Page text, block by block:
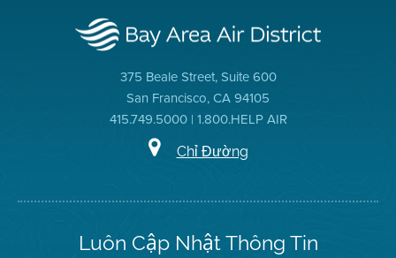
375 Beale Street, Suite 600
San Francisco, CA 94105
415.749.5000 | 1.800.HELP AIR
Chỉ Đường
Luôn Cập Nhật Thông Tin